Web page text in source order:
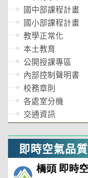
國中部課程計畫
國小部課程計畫
教學正常化
本土教育
公開授課專區
內部控制聲明書
校務章則
各處室分機
交通資訊
即時空氣品質